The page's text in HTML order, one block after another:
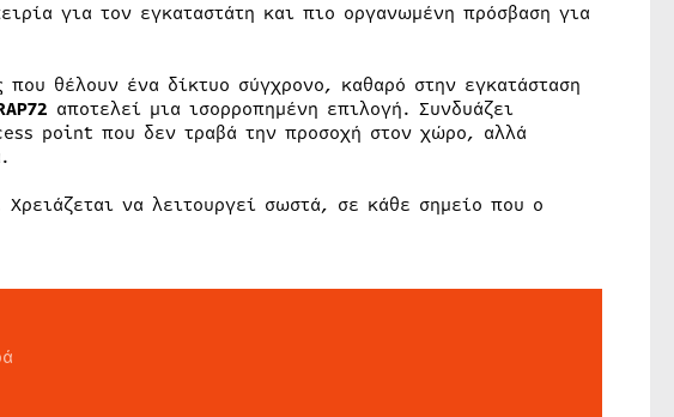
για τον εγκαταστάτη και πιο οργανωμένη πρόσβαση για
θέλουν ένα δίκτυο σύγχρονο, καθαρό στην εγκατάσταση
αποτελεί μια ισορροπημένη επιλογή. Συνδυάζει
point που δεν τραβά την προσοχή στον χώρο, αλλά
να λειτουργεί σωστά, σε κάθε σημείο που ο